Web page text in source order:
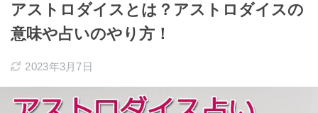
アストロダイスとは？アストロダイスの
意味や占いのやり方！
2023年3月7日